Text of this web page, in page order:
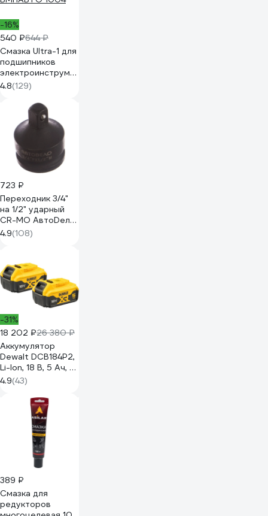
-16%
540 ₽644 ₽
Смазка Ultra-1 для
подшипников
электроинструмента
200 г туба
ВМПАВТО 1004
4.8(129)
723 ₽
Переходник 3/4"
на 1/2" ударный
CR-MO АвтоDело
40172 15973
4.9(108)
-31%
18 202 ₽26 380 ₽
Аккумулятор
Dewalt DCB184P2,
Li-Ion, 18 В, 5 Ач, 2
шт. DCB184P2-XJ
4.9(43)
389 ₽
Смазка для
редукторов